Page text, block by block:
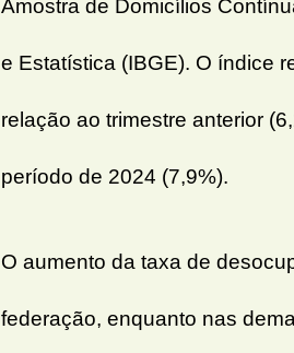
Amostra de Domicílios
e Estatística (IBGE). O índice
relação ao trimestre anterior
período de 2024 (7,9%).
O aumento da taxa de
federação, enquanto nas